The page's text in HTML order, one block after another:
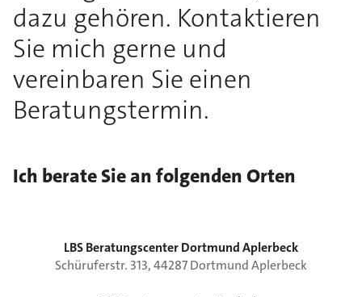
dazu gehören. Kontaktieren
Sie mich gerne und
vereinbaren Sie einen
Beratungstermin.
Ich berate Sie an folgenden Orten
LBS Beratungscenter Dortmund Aplerbeck
Schüruferstr. 313,44287DortmundAplerbeck